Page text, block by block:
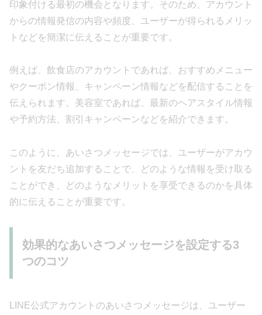
印象付ける最初の機会となります。そのため、アカウント
からの情報発信の内容や頻度、ユーザーが得られるメリッ
トなどを簡潔に伝えることが重要です。
例えば、飲食店のアカウントであれば、おすすめメニュー
やクーポン情報、キャンペーン情報などを配信することを
伝えられます。美容室であれば、最新のヘアスタイル情報
や予約方法、割引キャンペーンなどを紹介できます。
このように、あいさつメッセージでは、ユーザーがアカウ
ントを友だち追加することで、どのような情報を受け取る
ことができ、どのようなメリットを享受できるのかを具体
的に伝えることが重要です。
効果的なあいさつメッセージを設定する3
つのコツ
LINE公式アカウントのあいさつメッセージは、ユーザー